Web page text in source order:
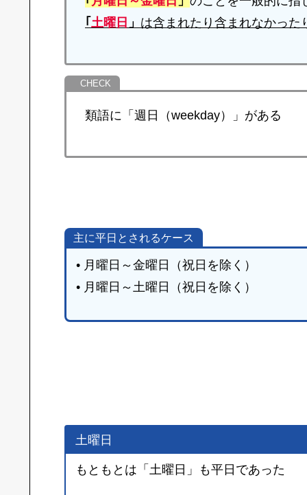
｢ 土曜日 」 は含まれたり含まれなかった
類語に「週日（weekday）」がある
主に平日とされるケース
• 月曜日～金曜日（祝日を除く）
• 月曜日～土曜日（祝日を除く）
土曜日
もともとは「土曜日」も平日であった